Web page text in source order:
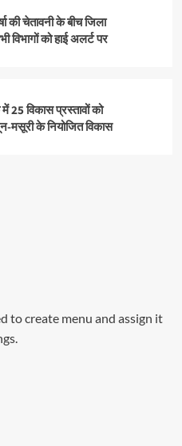
की चेतावनी के बीच जिला
को हाई अलर्ट पर
25 विकास प्रस्तावों को
मसूरी के नियोजित विकास
to create menu and assign it